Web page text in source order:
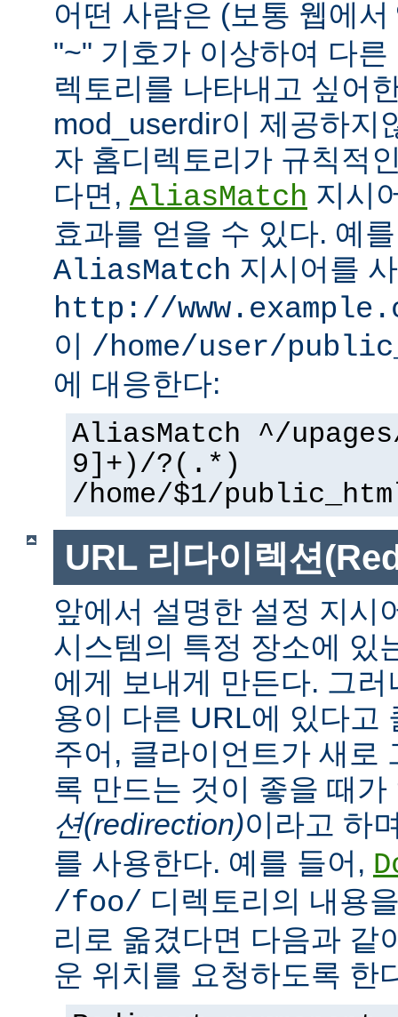
어떤 사람은 (보통 웹에서
"~" 기호가 이상하여 다
렉토리를 나타내고 싶어
mod_userdir이 제공하지
자 홈디렉토리가 규칙적
다면, AliasMatch 지시
효과를 얻을 수 있다. 예
AliasMatch 지시어를
http://
이 /home/user/
에 대응한다:
AliasMatch ^/
9]+)/?(.*)
/home/$1/
URL 리다이렉션
앞에서 설명한 설정 지시
시스템의 특정 장소에 있
에게 보내게 만든다. 그
용이 다른 URL에 있다고
주어, 클라이언트가 새로
록 만드는 것이 좋을 때
션(redirection)이라고 하
를 사용한다. 예를 들어,
/foo/ 디렉토리의 내용
리로 옮겼다면 다음과 같
운 위치를 요청하도록 한